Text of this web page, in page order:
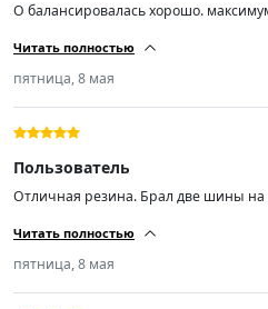
О балансировалась хорошо.
Читать полностью
пятница, 8 мая
Пользователь
Отличная резина. Брал две шины на
Читать полностью
пятница, 8 мая